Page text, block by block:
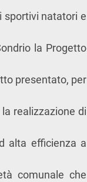
sportivi natatori e
la Progetto
presentato, per
realizzazione di
alta efficienza a
comunale che